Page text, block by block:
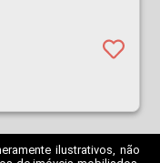
ilustrativos, não